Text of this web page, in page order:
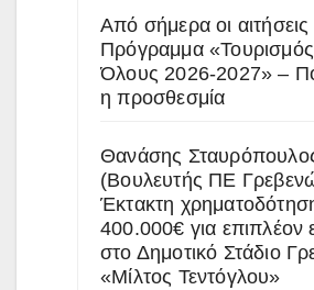
Από σήμερα οι αιτήσεις
Πρόγραμμα «Τουρισμός
Όλους 2026-2027» –
η προσθεσμία
Θανάσης
(Βουλευτής ΠΕ
Έκτακτη
400.000€ για επιπλέον
στο Δημοτικό Στάδιο
«Μίλτος Τεντόγλου»